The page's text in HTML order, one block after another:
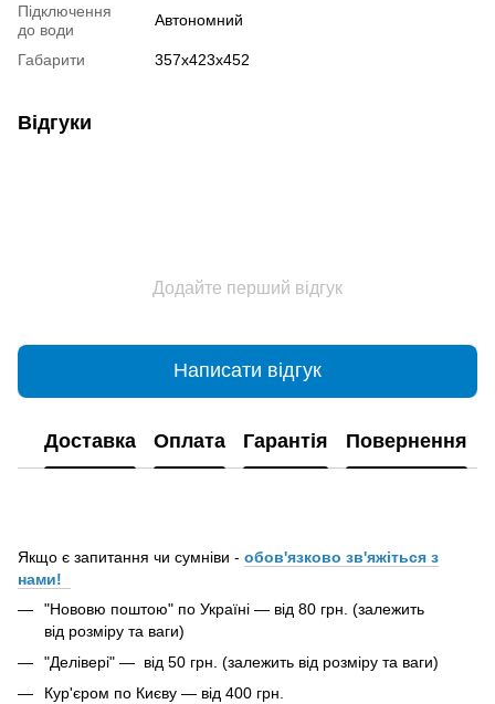
Підключення
до води
Автономний
Габарити 357х423х452
Відгуки
Додайте перший відгук
Написати відгук
Доставка Оплата Гарантія Повернення
Якщо є запитання чи сумніви - обов'язково зв'яжіться з
нами!
"Нововю поштою" по Україні — від 80 грн. (залежить
від розміру та ваги)
"Делівері" — від 50 грн. (залежить від розміру та ваги)
Кур'єром по Києву — від 400 грн.